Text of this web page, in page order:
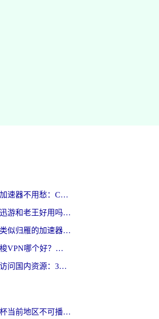
海外党选回国加速器不用愁：ChickCN和洞见哪个好？一篇搞定所有疑问
海外党必看：迅游和老王好用吗？3分钟选对加速国内网络的加速器
海外党必看：类似归雁的加速器怎么选？一篇搞定无缝访问国内资源
斧牛和极速穿梭VPN哪个好？海外党选回国加速器必看的真实对比与避坑指南
北美回国无缝访问国内资源：3年海外党亲测的加速器选择指南
在美国看世界杯当前地区不可播放？海外党体育观赛终极指南来了！